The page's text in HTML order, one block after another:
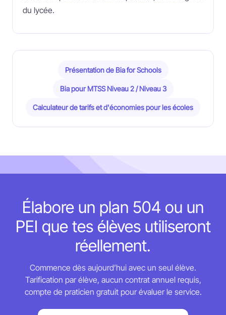
du lycée.
Présentation de Bia for Schools
Bia pour MTSS Niveau 2 / Niveau 3
Calculateur de tarifs et d'économies pour les écoles
Élabore un plan 504 ou un
PEI que tes élèves utiliseront
réellement.
Commence dès aujourd’hui avec un seul élève.
Tarification par élève, aucun contrat annuel requis,
compte de praticien gratuit pour évaluer le service.